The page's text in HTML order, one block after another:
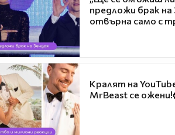
предложи брак на
отвърна само с
Кралят на
MrBeast се